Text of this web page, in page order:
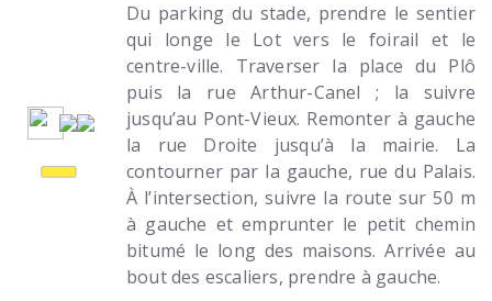
Du parking du stade, prendre le sentier
qui longe le Lot vers le foirail et le
centre-ville. Traverser la place du Plô
puis la rue Arthur-Canel ; la suivre
jusqu’au Pont-Vieux. Remonter à gauche
la rue Droite jusqu’à la mairie. La
contourner par la gauche, rue du Palais.
À l’intersection, suivre la route sur 50 m
à gauche et emprunter le petit chemin
bitumé le long des maisons. Arrivée au
bout des escaliers, prendre à gauche.